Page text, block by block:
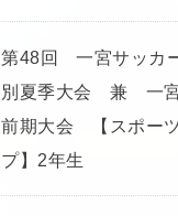
第48回 一宮サッカ
別夏季大会 兼 一宮
前期大会 【スポー
プ】2年生